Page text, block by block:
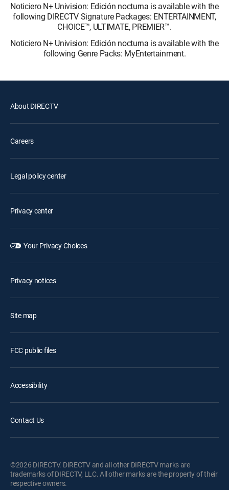
Noticiero N+ Univision: Edición nocturna is available with the
following DIRECTV Signature Packages: ENTERTAINMENT,
CHOICE™, ULTIMATE, PREMIER™.
Noticiero N+ Univision: Edición nocturna is available with the
following Genre Packs: MyEntertainment.
About DIRECTV
Careers
Legal policy center
Privacy center
Your Privacy Choices
Privacy notices
Site map
FCC public files
Accessibility
Contact Us
©2026 DIRECTV. DIRECTV and all other DIRECTV marks are
trademarks of DIRECTV, LLC. All other marks are the property of their
respective owners.